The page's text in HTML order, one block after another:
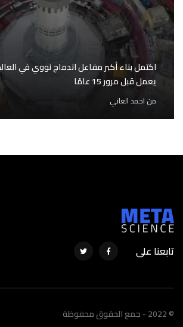
اكتمل بناء أكبر مفاعل اندماج نووي في
يعمل قبل مرور 15 عامًا
من احمد العاني
تابعنا على
© 2022 - جمع الحقوق محفوظة